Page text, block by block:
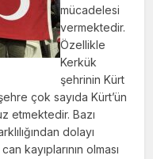
mücadelesi
vermektedir.
Özellikle
Kerkük
şehrinin Kürt
çok sayıda Kürt’ün
etmektedir. Bazı
dolayı
kayıplarının olması